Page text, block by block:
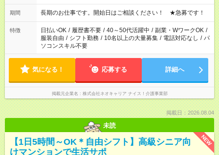
庭の都合でお休みが必要な場合も遠慮なくご相談ください。 ※
週最低15時間以上の勤務が必要です
期間 長期のお仕事です。開始日はご相談ください！ ★急募です！
特徴 日払いOK / 履歴書不要 / 40～50代活躍中 / 副業・WワークOK /
服装自由 / シフト勤務 / 10名以上の大量募集 / 電話対応なし / パ
ソコンスキル不要
気になる！ 応募する 詳細へ
掲載元企業名 株式会社ネオキャリア ナイス！介護事業部
掲載日：2026.08.04
未読
NEW
【1日5時間～OK＊自由シフト】高級シニア向
けマンションで生活サポ